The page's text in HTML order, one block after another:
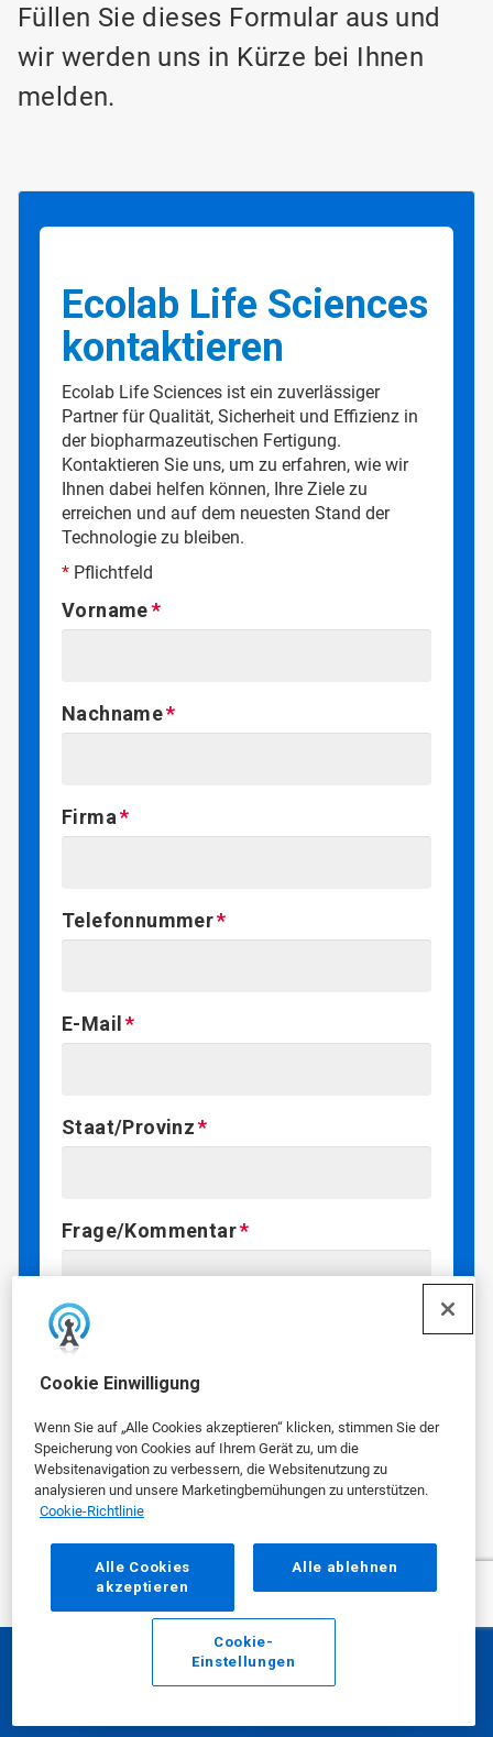
Cookie Einwilligung
Wenn Sie auf „Alle Cookies akzeptieren“ klicken, stimmen Sie der
Speicherung von Cookies auf Ihrem Gerät zu, um die
Websitenavigation zu verbessern, die Websitenutzung zu
analysieren und unsere Marketingbemühungen zu unterstützen.
Cookie-Richtlinie
Alle Cookies
akzeptieren
Alle ablehnen
Cookie-
Einstellungen
Füllen Sie dieses Formular aus und
wir werden uns in Kürze bei Ihnen
melden.
Ecolab Life Sciences
kontaktieren
Ecolab Life Sciences ist ein zuverlässiger
Partner für Qualität, Sicherheit und Effizienz in
der biopharmazeutischen Fertigung.
Kontaktieren Sie uns, um zu erfahren, wie wir
Ihnen dabei helfen können, Ihre Ziele zu
erreichen und auf dem neuesten Stand der
Technologie zu bleiben.
* Pflichtfeld
Vorname
Nachname
Firma
Telefonnummer
E-Mail
Staat/Provinz
Frage/Kommentar
Marketingangebote, Updates und
andere Informationen von Ecolab zu
erhalten?
Ecolab zu erhalten
Indem Sie auf „Ja“ klicken, akzeptieren Sie,
dass Ihnen Ecolab per E-Mail
Marketingangebote, Updates und andere
Informationen sendet. Wenn Sie die
Geschäftsbeziehung fortsetzen, jedoch keine
E-Mail Anrufen